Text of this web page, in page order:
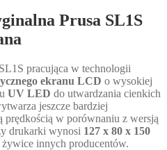
Prusa SL1S
pracująca w technologii
ekranu LCD o wysokiej
UV LED do utwardzania cienkich
jeszcze bardziej
prędkością w porównaniu z wersją
drukarki wynosi 127 x 80 x 150
innych producentów.